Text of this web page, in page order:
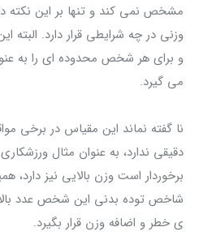
مشخص نمی کند و تنها بر این نکته
وزنی در چه شرایطی قرار دارد.
و برای هر شخص محدوده ای را به
می گیرد.
نا گفته نماند این مقیاس در برخی
دقیقی ندارد، به عنوان مثال
برخوردار است وزن بالایی نیز
شاخص توده بدنی این شخص عدد
ی خطر و اضافه وزن قرار بگیرد.